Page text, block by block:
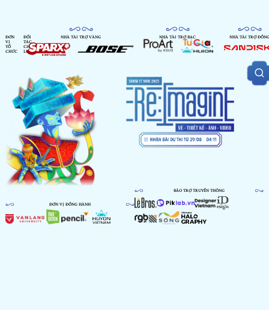
ĐƠN
VỊ
TỔ
CHỨC
ĐỐI
TÁC
CHIẾN
LƯỢC
NHÀ TÀI TRỢ VÀNG NHÀ TÀI TRỢ BẠC NHÀ TÀI TRỢ ĐỒNG
ĐƠN VỊ ĐỒNG HÀNH
BẢO TRỢ TRUYỀN THÔNG